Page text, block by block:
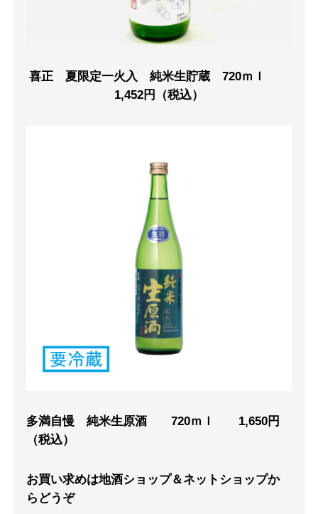
喜正 夏限定一火入 純米生貯蔵 720ｍｌ
1,452円（税込）
多満自慢 純米生原酒 720ｍｌ 1,650円
（税込）
お買い求めは地酒ショップ＆ネットショップか
らどうぞ